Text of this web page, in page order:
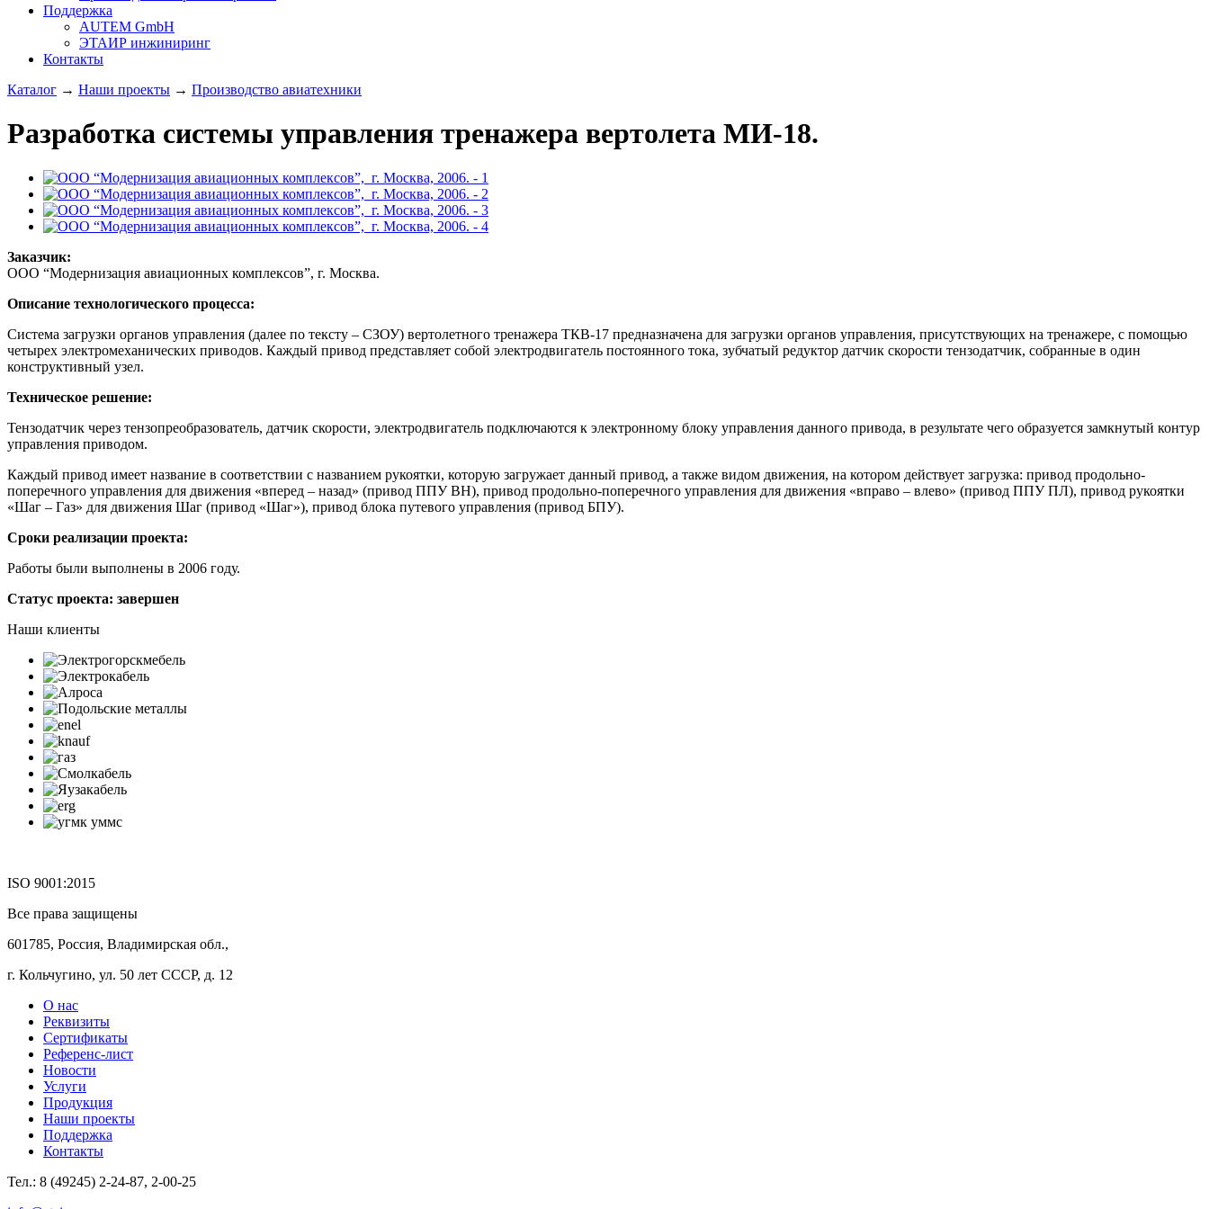
Поддержка
AUTEM GmbH
ЭТАИР инжиниринг
Контакты
Каталог → Наши проекты → Производство авиатехники
Разработка системы управления тренажера вертолета МИ-18.
Заказчик:
ООО “Модернизация авиационных комплексов”, г. Москва.
Описание технологического процесса:
Система загрузки органов управления (далее по тексту – СЗОУ) вертолетного тренажера ТКВ-17 предназначена для загрузки органов управления, присутствующих на тренажере, с помощью
четырех электромеханических приводов. Каждый привод представляет собой электродвигатель постоянного тока, зубчатый редуктор датчик скорости тензодатчик, собранные в один
конструктивный узел.
Техническое решение:
Тензодатчик через тензопреобразователь, датчик скорости, электродвигатель подключаются к электронному блоку управления данного привода, в результате чего образуется замкнутый контур
управления приводом.
Каждый привод имеет название в соответствии с названием рукоятки, которую загружает данный привод, а также видом движения, на котором действует загрузка: привод продольно-
поперечного управления для движения «вперед – назад» (привод ППУ ВН), привод продольно-поперечного управления для движения «вправо – влево» (привод ППУ ПЛ), привод рукоятки
«Шаг – Газ» для движения Шаг (привод «Шаг»), привод блока путевого управления (привод БПУ).
Сроки реализации проекта:
Работы были выполнены в 2006 году.
Статус проекта: завершен
Наши клиенты
ISO 9001:2015
Все права защищены
601785, Россия, Владимирская обл.,
г. Кольчугино, ул. 50 лет СССР, д. 12
О нас
Реквизиты
Сертификаты
Референс-лист
Новости
Услуги
Продукция
Наши проекты
Поддержка
Контакты
Тел.: 8 (49245) 2-24-87, 2-00-25